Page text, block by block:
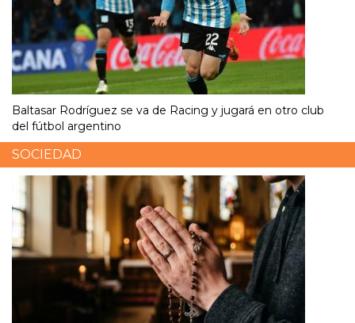
Baltasar Rodríguez se va de Racing y jugará en otro club
del fútbol argentino
SOCIEDAD